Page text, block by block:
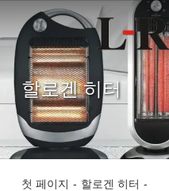
할로겐 히터
첫 페이지 - 할로겐 히터 -